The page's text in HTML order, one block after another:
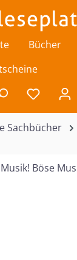
Bücher
Du
Sachbücher